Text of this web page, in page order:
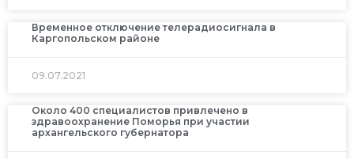
Временное отключение телерадиосигнала в
Каргопольском районе
09.07.2021
Около 400 специалистов привлечено в
здравоохранение Поморья при участии
архангельского губернатора